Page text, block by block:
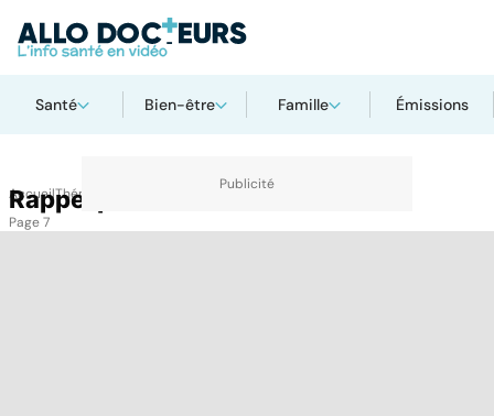
Santé Bien-être Famille Émissions
AccueilThématiques Rappel produit
Rappel produit
Page 7